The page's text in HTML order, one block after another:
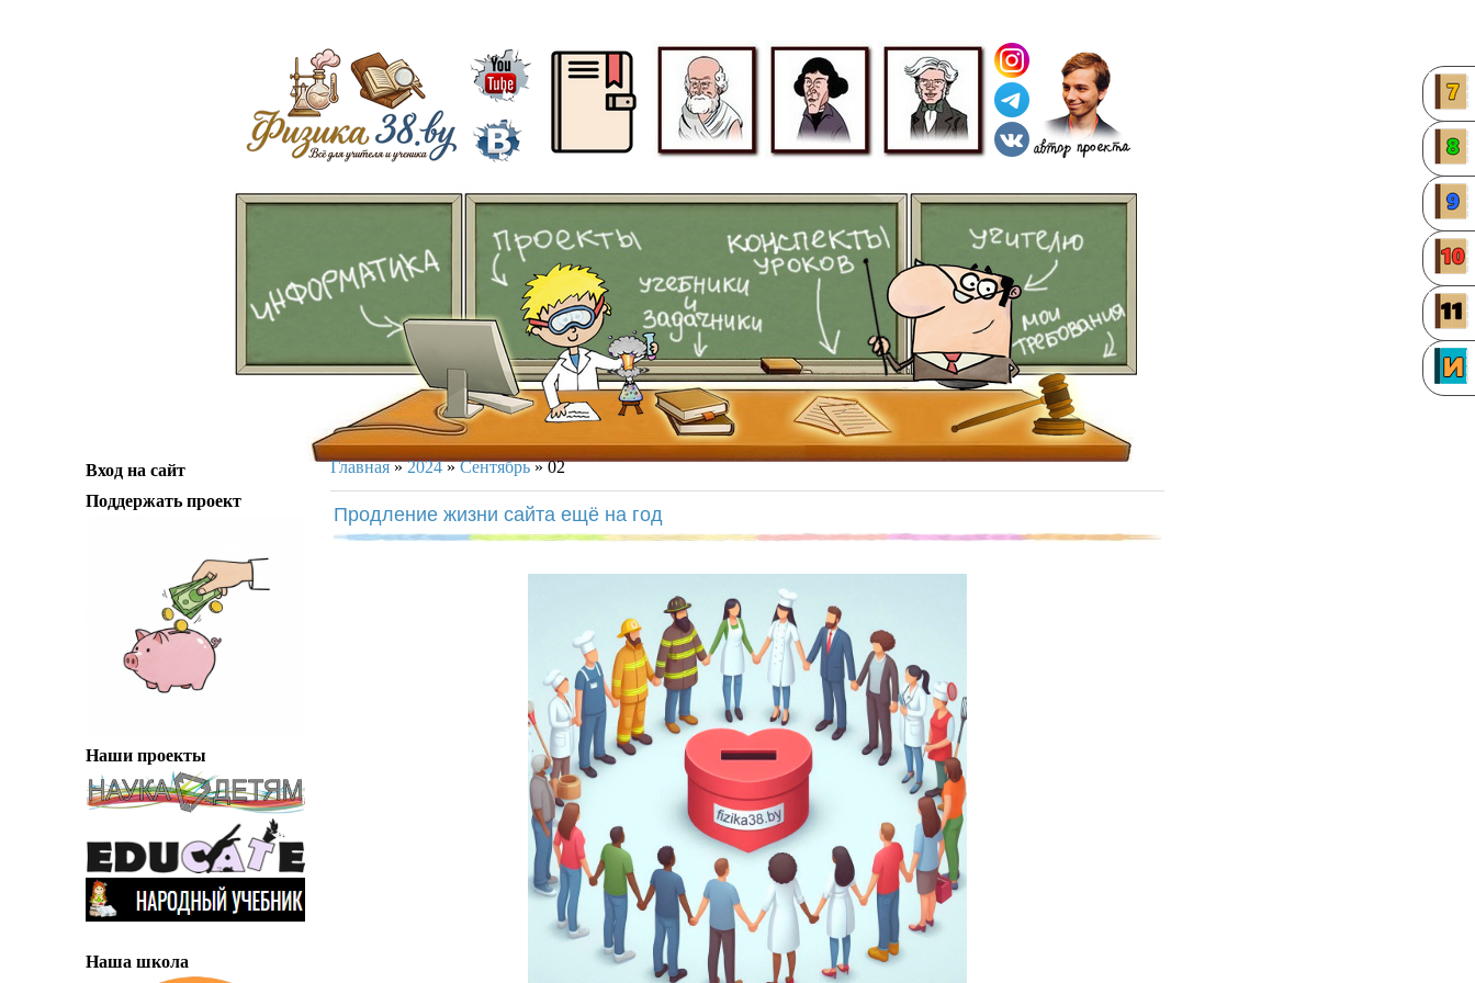
ᅠ
Вход на сайт
Поддержать проект
Наши проекты
Наша школа
Главная»2024 » Сентябрь » 02
Продление жизни сайта ещё на год